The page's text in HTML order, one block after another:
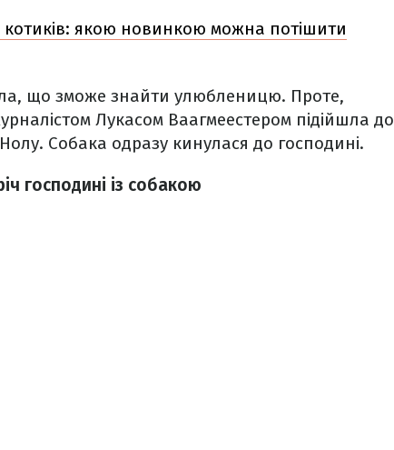
котиків: якою новинкою можна потішити
що зможе знайти улюбленицю. Проте,
Лукасом Ваагмеестером підійшла до
Собака одразу кинулася до господині.
господині із собакою